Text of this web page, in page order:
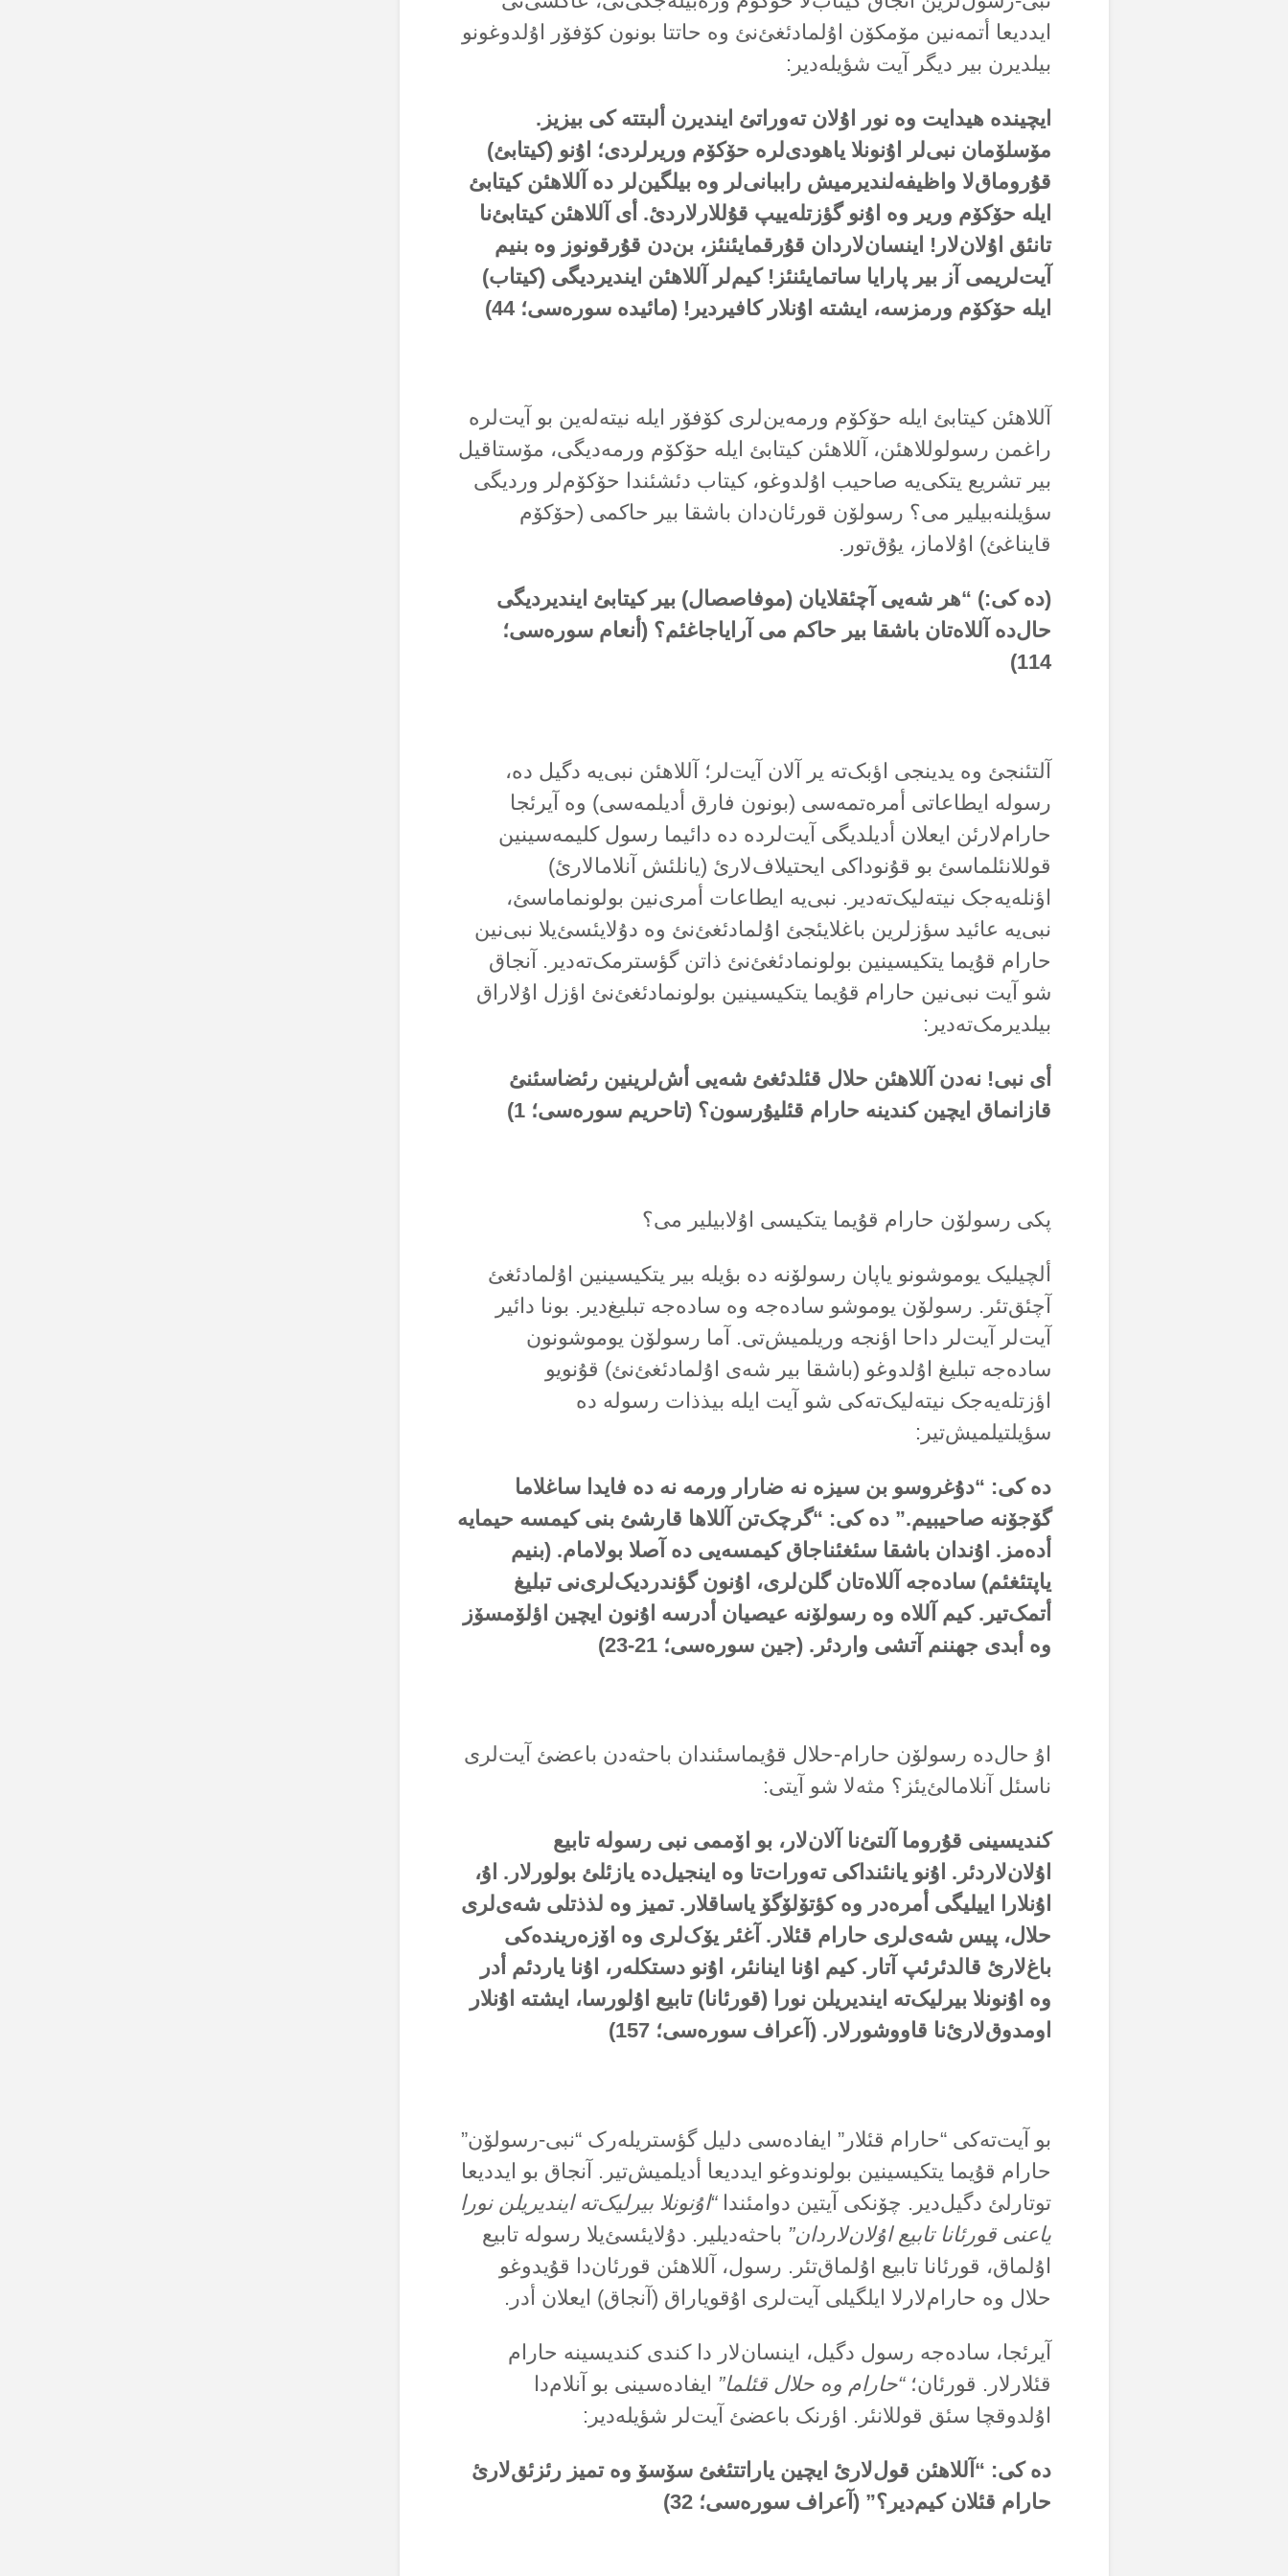
ایددیعا أتمەنین مۆمکۆن اۇلمادئغئ‌نئ وە حاتتا بونون کۆفۆر اۇلدوغونو
بیلدیرن بیر دیگر آیت شؤیلەدیر:
ایچیندە هیدایت وە نور اۇلان تەوراتئ ایندیرن ألبتتە کی بیزیز.
مۆسلۆمان نبی‌لر اۇنونلا یاهودی‌لرە حۆکۆم وریرلردی؛ اۇنو (کیتابئ)
قۇروماق‌لا واظیفەلندیرمیش راببانی‌لر وە بیلگین‌لر دە آللاهئن کیتابئ
ایلە حۆکۆم وریر وە اۇنو گؤزتلەییپ قۇللارلاردئ. أی آللاهئن کیتابئ‌نا
تانئق اۇلان‌لار! اینسان‌لاردان قۇرقمایئنئز، بن‌دن قۇرقونوز وە بنیم
آیت‌لریمی آز بیر پارایا ساتمایئنئز! کیم‌لر آللاهئن ایندیردیگی (کیتاب)
ایلە حۆکۆم ورمزسە، ایشتە اۇنلار کافیردیر! (مائیدە سورەسی؛ 44
)
آللاهئن کیتابئ ایلە حۆکۆم ورمەین‌لری کۆفۆر ایلە نیتەلەین بو آیت‌لرە
راغمن رسولوللاهئن، آللاهئن کیتابئ ایلە حۆکۆم ورمەدیگی، مۆستاقیل
بیر تشریع یتکی‌یە صاحیب اۇلدوغو، کیتاب دئشئندا حۆکۆم‌لر وردیگی
سؤیلنەبیلیر می؟ رسولۆن قورئان‌دان باشقا بیر حاکمی (حۆکۆم
قایناغئ) اۇلاماز، یۇق‌تور.
(دە کی:) “هر شەیی آچئقلایان (موفاصصال) بیر کیتابئ ایندیردیگی
حال‌دە آللاەتان باشقا بیر حاکم می آرایاجاغئم؟ (أنعام سورەسی؛
114)
آلتئنجئ وە یدینجی اؤبک‌تە یر آلان آیت‌لر؛ آللاهئن نبی‌یە دگیل دە،
رسولە ایطاعاتی أمرەتمەسی (بونون فارق أدیلمەسی) وە آیرئجا
حارام‌لارئن ایعلان أدیلدیگی آیت‌لردە دە دائیما رسول کلیمەسینین
قوللانئلماسئ بو قۇنوداکی ایحتیلاف‌لارئ (یانلئش آنلامالارئ)
اؤنلەیەجک نیتەلیک‌تەدیر. نبی‌یە ایطاعات أمری‌نین بولونماماسئ،
نبی‌یە عائید سؤزلرین باغلایئجئ اۇلمادئغئ‌نئ وە دۇلایئسئ‌یلا نبی‌نین
حارام قۇیما یتکیسینین بولونمادئغئ‌نئ ذاتن گؤسترمک‌تەدیر. آنجاق
شو آیت نبی‌نین حارام قۇیما یتکیسینین بولونمادئغئ‌نئ اؤزل اۇلاراق
بیلدیرمک‌تەدیر:
أی نبی! نەدن آللاهئن حلال قئلدئغئ شەیی أش‌لرینین رئضاسئنئ
قازانماق ایچین کندینە حارام قئلیۇرسون؟ (تاحریم سورەسی؛ 1
)
پکی رسولۆن حارام قۇیما یتکیسی اۇلابیلیر می؟
ألچیلیک یوموشونو یاپان رسولۆنە دە بؤیلە بیر یتکیسینین اۇلمادئغئ
آچئق‌تئر. رسولۆن یوموشو سادەجە وە سادەجە تبلیغ‌دیر. بونا دائیر
آیت‌لر آیت‌لر داحا اؤنجە وریلمیش‌تی. آما رسولۆن یوموشونون
سادەجە تبلیغ اۇلدوغو (باشقا بیر شەی اۇلمادئغئ‌نئ) قۇنویو
اؤزتلەیەجک نیتەلیک‌تەکی شو آیت ایلە بیذذات رسولە دە
سؤیلتیلمیش‌تیر:
دە کی: “دۇغروسو بن سیزە نە ضارار ورمە نە دە فایدا ساغلاما
گۆجۆنە صاحیبیم.” دە کی: “گرچک‌تن آللاها قارشئ بنی کیمسە حیمایە
أدەمز. اۇندان باشقا سئغئناجاق کیمسەیی دە آصلا بولامام. (بنیم
یاپتئغئم) سادەجە آللاەتان گلن‌لری، اۇنون گؤندردیک‌لری‌نی تبلیغ
أتمک‌تیر. کیم آللاە وە رسولۆنە عیصیان أدرسە اۇنون ایچین اؤلۆمسۆز
وە أبدی جهننم آتشی واردئر. (جین سورەسی؛ 21-23
)
اۇ حال‌دە رسولۆن حارام-حلال قۇیماسئندان باحثەدن باعضئ آیت‌لری
ناسئل آنلامالئ‌یئز؟ مثەلا شو آیتی:
کندیسینی قۇروما آلتئ‌نا آلان‌لار، بو اۆممی نبی رسولە تابیع
اۇلان‌لاردئر. اۇنو یانئنداکی تەورات‌تا وە اینجیل‌دە یازئلئ بولورلار. اۇ،
اۇنلارا اییلیگی أمرەدر وە کؤتۆلۆگۆ یاساقلار. تمیز وە لذذتلی شەی‌لری
حلال، پیس شەی‌لری حارام قئلار. آغئر یۆک‌لری وە اۆزەریندەکی
باغ‌لارئ قالدئرئپ آتار. کیم اۇنا اینانئر، اۇنو دستکلەر، اۇنا یاردئم أدر
وە اۇنونلا بیرلیک‌تە ایندیریلن نورا (قورئانا) تابیع اۇلورسا، ایشتە اۇنلار
اومدوق‌لارئ‌نا قاووشورلار. (آعراف سورەسی؛ 157
)
بو آیت‌تەکی “حارام قئلار” ایفادەسی دلیل گؤستریلەرک “نبی-رسولۆن”
حارام قۇیما یتکیسینین بولوندوغو ایددیعا أدیلمیش‌تیر. آنجاق بو ایددیعا
توتارلئ دگیل‌دیر. چۆنکی آیتین دوامئندا“اۇنونلا بیرلیک‌تە ایندیریلن نورا
یاعنی قورئانا تابیع اۇلان‌لاردان” باحثەدیلیر. دۇلایئسئ‌یلا رسولە تابیع
اۇلماق، قورئانا تابیع اۇلماق‌تئر. رسول، آللاهئن قورئان‌دا قۇیدوغو
حلال وە حارام‌لارلا ایلگیلی آیت‌لری اۇقویاراق (آنجاق) ایعلان أدر.
آیرئجا، سادەجە رسول دگیل، اینسان‌لار دا کندی کندیسینە حارام
قئلارلار. قورئان؛“حارام وە حلال قئلما” ایفادەسینی بو آنلام‌دا
اۇلدوقچا سئق قوللانئر. اؤرنک باعضئ آیت‌لر شؤیلەدیر:
دە کی: “آللاهئن قول‌لارئ ایچین یاراتتئغئ سۆسۆ وە تمیز رئزئق‌لارئ
حارام قئلان کیم‌دیر؟” (آعراف سورەسی؛ 32)